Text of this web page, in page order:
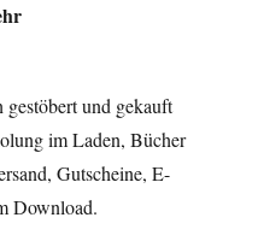
gestöbert und gekauft
im Laden, Bücher
Gutscheine, E-
Download.